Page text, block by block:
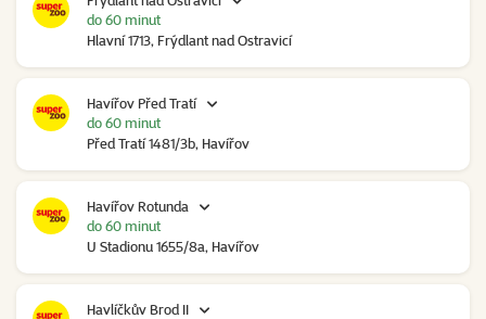
Hlavní 1713, Frýdlant nad Ostravicí
do 60 minut
Havířov Před Tratí
Před Tratí 1481/3b, Havířov
do 60 minut
Havířov Rotunda
U Stadionu 1655/8a, Havířov
do 60 minut
Havlíčkův Brod II